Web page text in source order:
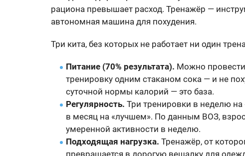
рациона превышает расход. Тренажёр —
автономная машина для похудения.
Три кита, без которых не работает ни один
Питание (70% результата). Можно провести
тренировку одним стаканом сока — и не
суточной нормы калорий — это база.
Регулярность. Три тренировки в неделю
в месяц на «лучшем». По данным ВОЗ,
умеренной активности в неделю.
Подходящая нагрузка. Тренажёр, от